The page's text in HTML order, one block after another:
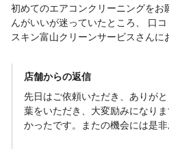
初めてのエアコンクリーニングをお
んがいいが迷っていたところ、 口
スキン富山クリーンサービスさん
なると、 とても丁寧なご対応をい
後のエアコンは本当新品同様に生ま
に過ごせるようになりました。 大
ずリースキン富山クリーンサービ
り合いでエアコンクリーニングの業
介しておきます。この度は本当に
店舗からの返信
先日はご依頼いただき、ありが
葉をいただき、大変励みになり
かったです。またの機会には是